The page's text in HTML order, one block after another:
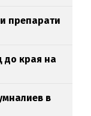
препарати
до края на
в